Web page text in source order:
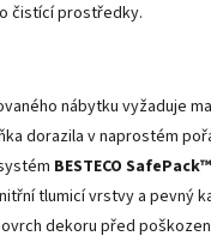
čistící prostředky.
nábytku vyžaduje
dorazila v naprostém
BESTECO SafePack™
tlumicí vrstvy a pevný
dekoru před